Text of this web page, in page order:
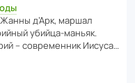
д’Арк, маршал
убийца-маньяк.
– совре­менник Иисуса…